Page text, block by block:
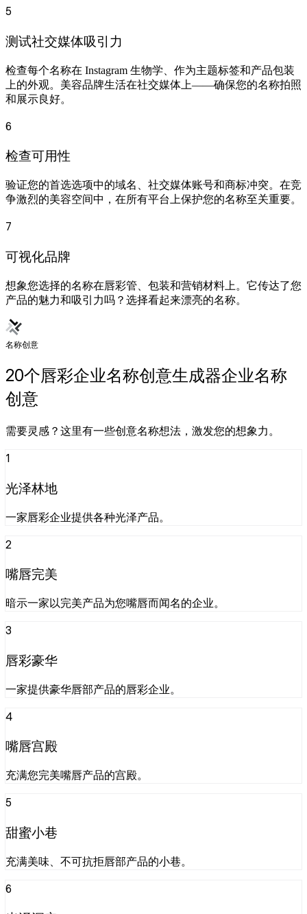
5
测试社交媒体吸引力
检查每个名称在 Instagram 生物学、作为主题标签和产品包装
上的外观。美容品牌生活在社交媒体上——确保您的名称拍照
和展示良好。
6
检查可用性
验证您的首选选项中的域名、社交媒体账号和商标冲突。在竞
争激烈的美容空间中，在所有平台上保护您的名称至关重要。
7
可视化品牌
想象您选择的名称在唇彩管、包装和营销材料上。它传达了您
产品的魅力和吸引力吗？选择看起来漂亮的名称。
名称创意
20个唇彩企业名称创意生成器企业名称
创意
需要灵感？这里有一些创意名称想法，激发您的想象力。
1
光泽林地
一家唇彩企业提供各种光泽产品。
2
嘴唇完美
暗示一家以完美产品为您嘴唇而闻名的企业。
3
唇彩豪华
一家提供豪华唇部产品的唇彩企业。
4
嘴唇宫殿
充满您完美嘴唇产品的宫殿。
5
甜蜜小巷
充满美味、不可抗拒唇部产品的小巷。
6